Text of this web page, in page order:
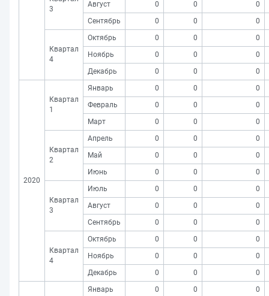
3
Август
0 0
0
Сентябрь
0 0 0
Квартал
4
Октябрь 0 0
0
Ноябрь
0 0
0
Декабрь
0 0 0
2020
Квартал
1
Январь 0 0
0
Февраль
0 0
0
Март
0 0 0
Квартал
2
Апрель 0 0
0
Май
0 0
0
Июнь
0 0 0
Квартал
3
Июль 0 0
0
Август
0 0
0
Сентябрь
0 0 0
Квартал
4
Октябрь 0 0
0
Ноябрь
0 0
0
Декабрь
0 0 0
Январь 0 0
0